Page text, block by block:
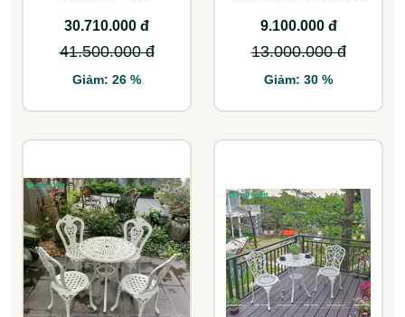
30.710.000 đ
41.500.000 đ
Giảm: 26 %
9.100.000 đ
13.000.000 đ
Giảm: 30 %